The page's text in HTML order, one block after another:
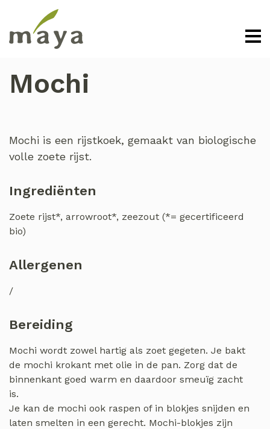
Mochi
Mochi is een rijstkoek, gemaakt van biologische
volle zoete rijst.
Ingrediënten
Zoete rijst*, arrowroot*, zeezout (*= gecertificeerd
bio)
Allergenen
/
Bereiding
Mochi wordt zowel hartig als zoet gegeten. Je bakt
de mochi krokant met olie in de pan. Zorg dat de
binnenkant goed warm en daardoor smeuïg zacht
is.
Je kan de mochi ook raspen of in blokjes snijden en
laten smelten in een gerecht. Mochi-blokjes zijn